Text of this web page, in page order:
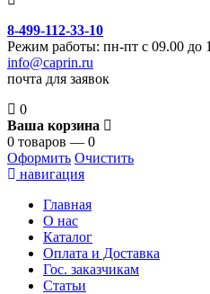
8-499-112-33-10
Режим работы: пн-пт с 09.00 до
info@caprin.ru
почта для заявок
0
Ваша корзина
0 товаров — 0
Оформить Очистить
навигация
Главная
О нас
Каталог
Оплата и Доставка
Гос. заказчикам
Статьи